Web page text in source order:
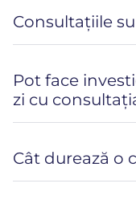
Consultațiile
Pot face
zi cu
Cât durează o